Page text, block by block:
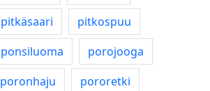
pitkäsaari
pitkospuu
ponsiluoma
porojooga
poronhaju
pororetki